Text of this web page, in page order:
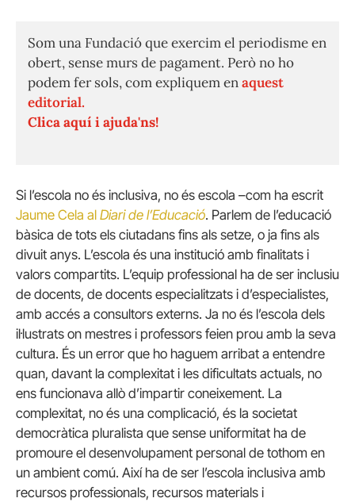
Som una Fundació que exercim el periodisme en
obert, sense murs de pagament. Però no ho
podem fer sols, com expliquem enaquest
editorial.
Clica aquí i ajuda'ns!
Si l’escola no és inclusiva, no és escola –com ha escrit
Jaume Cela al Diari de l’Educació. Parlem de l’educació
bàsica de tots els ciutadans fins als setze, o ja fins als
divuit anys. L’escola és una institució amb finalitats i
valors compartits. L’equip professional ha de ser inclusiu
de docents, de docents especialitzats i d’especialistes,
amb accés a consultors externs. Ja no és l’escola dels
il·lustrats on mestres i professors feien prou amb la seva
cultura. És un error que ho haguem arribat a entendre
quan, davant la complexitat i les dificultats actuals, no
ens funcionava allò d’impartir coneixement. La
complexitat, no és una complicació, és la societat
democràtica pluralista que sense uniformitat ha de
promoure el desenvolupament personal de tothom en
un ambient comú. Així ha de ser l’escola inclusiva amb
recursos professionals, recursos materials i